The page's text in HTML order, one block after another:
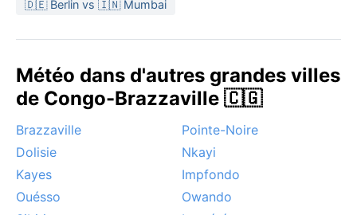
🇩🇪 Berlin vs 🇮🇳 Mumbai
Météo dans d'autres grandes villes
de Congo-Brazzaville 🇨🇬
Brazzaville
Pointe-Noire
Dolisie
Nkayi
Kayes
Impfondo
Ouésso
Owando